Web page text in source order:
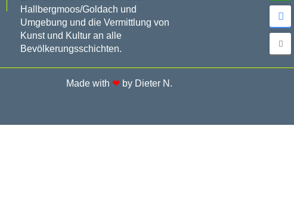
Hallbergmoos/Goldach und
Umgebung und die Vermittlung von
Kunst und Kultur an alle
Bevölkerungsschichten.
Made with ❤ by Dieter N.​​